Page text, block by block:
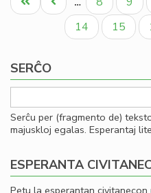
paĝo
paĝo
Paĝo
14 Paĝo
15
SERĈO
Serĉu per (fragmento de)
majuskloj egalas. Esperantaj
ESPERANTA
Petu la esperantan civitanecon